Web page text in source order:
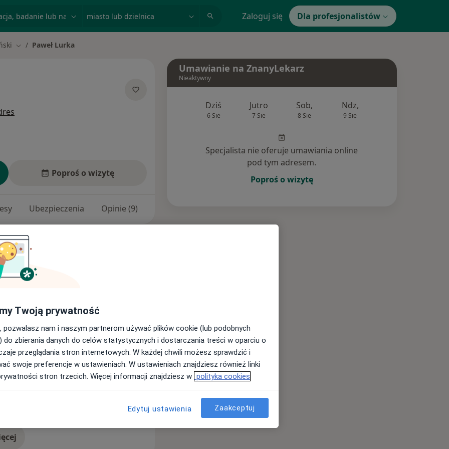
Zaloguj się Dla profesjonalistów
Zmień miasto
Paweł Lurka
Poproś o wizytę
Ubezpieczenia Opinie (9)
Uniwersytecie Rzeszowskim na
fizjoterapeuty, swoje doświadczenie
Suchej Beskidzkiej, a także
się w rehabilitacji
procedury lecznicze w Państwa
zabiegi i metody: PNF,
pole magnetyczne, falę
i z pełnym zaangażowaniem.
dolegliwości bólowych oraz powrót
Łokieć golfisty
Umawianie na ZnanyLekarz
Nieaktywny
Dziś
6 Sie
Jutro
7 Sie
Sob,
8 Sie
Ndz,
9 Sie
Specjalista nie oferuje umawiania online
pod tym adresem.
Poproś o wizytę
Twoją prywatność
pozwalasz nam i naszym partnerom używać plików cookie (lub podobnych
do zbierania danych do celów statystycznych i dostarczania treści w oparciu o
przeglądania stron internetowych. W każdej chwili możesz sprawdzić i
swoje preferencje w ustawieniach. W ustawieniach znajdziesz również linki
stron trzecich. Więcej informacji znajdziesz w polityka cookies
Edytuj ustawienia Zaakceptuj